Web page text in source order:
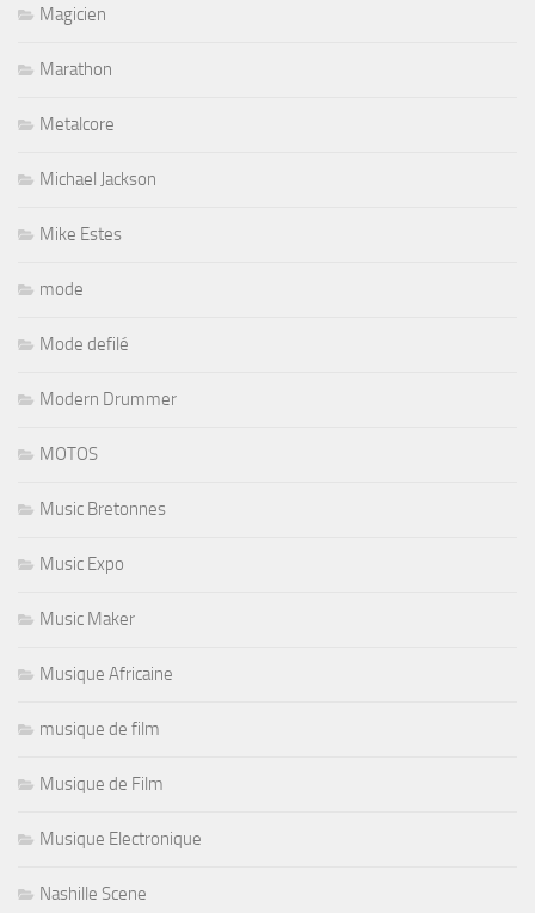
Magicien
Marathon
Metalcore
Michael Jackson
Mike Estes
mode
Mode defilé
Modern Drummer
MOTOS
Music Bretonnes
Music Expo
Music Maker
Musique Africaine
musique de film
Musique de Film
Musique Electronique
Nashille Scene